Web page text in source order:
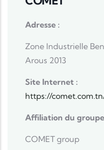
Adresse :
Zone Industrielle
Arous 2013
Site Internet :
https://
Affiliation du
COMET group